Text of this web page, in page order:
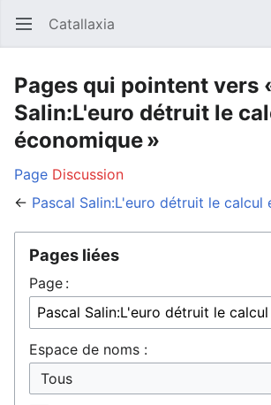
Ouvrir le menu principal Catallaxia
Pages qui pointent vers
Salin:L'euro détruit le
économique »
Page Discussion
← Pascal Salin:L'euro détruit le calcul
Pages liées
Page :
Espace de noms :